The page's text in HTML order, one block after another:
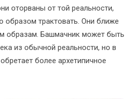
оторваны от той реальности,
трактовать. Они ближе
образам. Башмачник может быть
из обычной реальности, но в
более архетипичное